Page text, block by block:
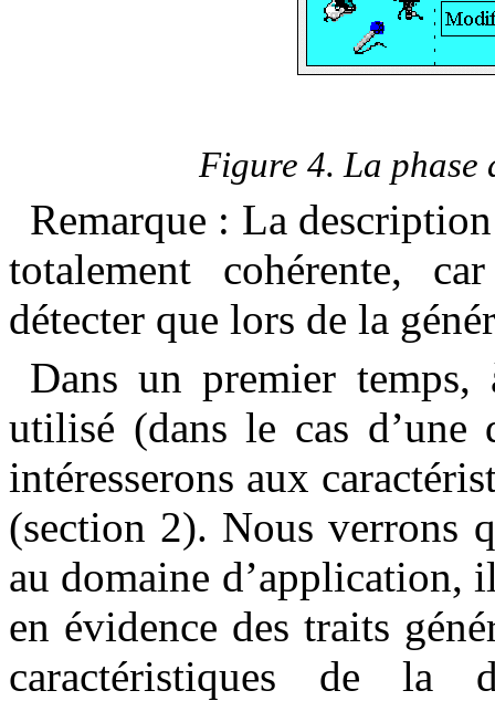
Figure 4. La
Remarque : La
totalement cohérente,
détecter que lors de la
Dans un premier temps,
utilisé (dans le cas d’une
intéresserons aux
(section 2). Nous verrons
au domaine d’application,
en évidence des traits
caractéristiques de la